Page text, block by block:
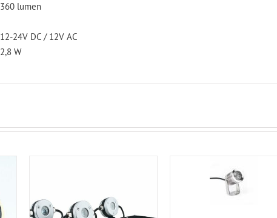
360 lumen
12-24V DC / 12V AC
2,8 W